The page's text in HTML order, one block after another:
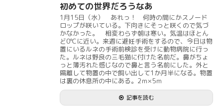
初めての世界だろうなあ
1月15日（水） あれっ！ 何時の間にかスノード
ロップが咲いている。下向きにそっと咲くので気づ
かなかった。 相変わらず朝は寒い。気温はほとん
ど0℃に近い。来週に避妊手術をするので、今日は物
置にいるルネの手術前検診を受けに動物病院に行っ
た。ルネは野良の三毛猫に付けた名前だ。鼻がちょ
っと薄汚れた感じなので鼻と言う名前にした。外と
隔離して物置の中で飼い出して1か月半になる。物置
は裏の休息所の中にある。2ｍ×5ｍ
記事を読む